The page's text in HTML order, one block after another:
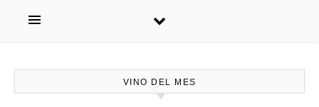
VINO DEL MES